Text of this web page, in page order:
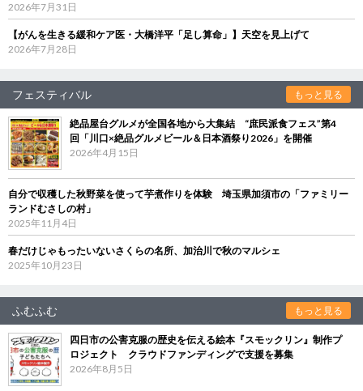
2026年7月31日
【がんを生きる緩和ケア医・大橋洋平「足し算命」】天空を見上げて
2026年7月28日
フェスティバル もっと見る
絶品屋台グルメが全国各地から大集結 “庶民派食フェス”第4
回「川口×絶品グルメビール＆日本酒祭り2026」を開催
2026年4月15日
自分で収穫した秋野菜を使って芋煮作りを体験 埼玉県加須市の「ファミリー
ランドむさしの村」
2025年11月4日
春だけじゃもったいないさくらの名所、加治川で秋のマルシェ
2025年10月23日
ふむふむ もっと見る
四日市の公害克服の歴史を伝える絵本『スモックリン』制作プ
ロジェクト クラウドファンディングで支援を募集
2026年8月5日